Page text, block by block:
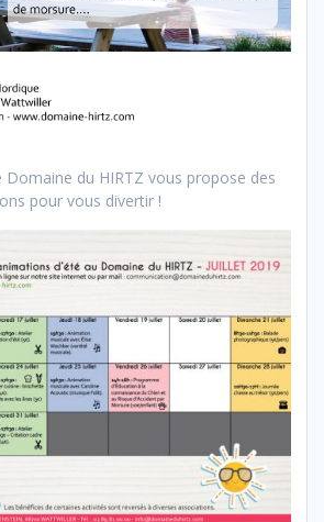
Domaine du HIRTZ vous propose des
pour vous divertir !